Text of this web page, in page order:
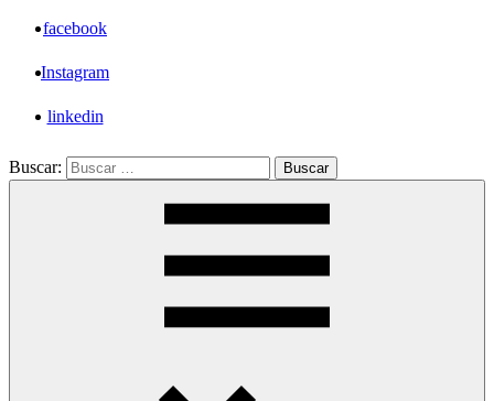
facebook
Instagram
linkedin
Buscar: Buscar